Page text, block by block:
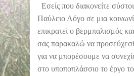
Εσείς που διακονείτε
Παύλειο Λόγο σε μια
επικρατεί ο βερμπαλισμός
σας παρακαλώ να
για να μπορέσουμε να
στο υποποπλάσσιο το έργο